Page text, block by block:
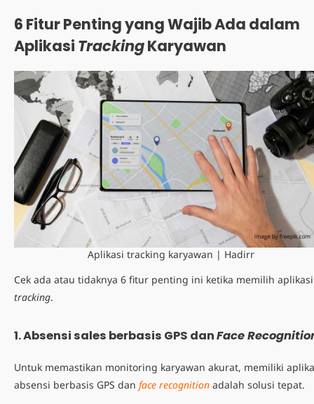
6 Fitur Penting yang Wajib Ada dalam
Aplikasi TrackingKaryawan
Aplikasi tracking karyawan | Hadirr
Cek ada atau tidaknya 6 fitur penting ini ketika memilih aplikasi
tracking.
1. Absensi sales berbasis GPS danFace
Untuk memastikan monitoring karyawan akurat, memiliki
absensi berbasis GPS dan face recognition adalah solusi tepat.